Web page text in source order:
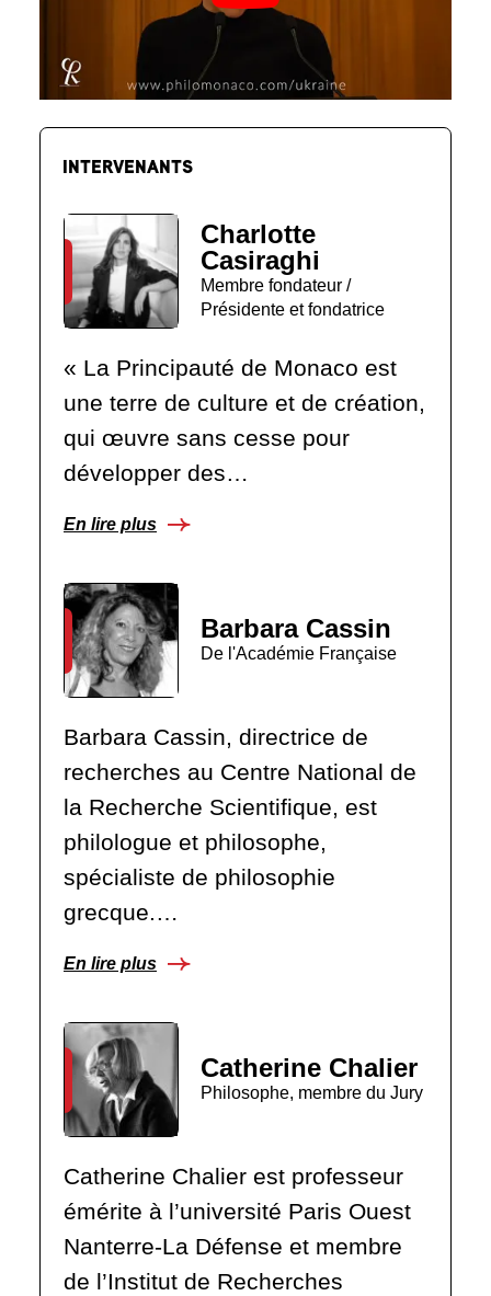
INTERVENANTS
Charlotte
Casiraghi
Membre fondateur /
Présidente et fondatrice
« La Principauté de Monaco est
une terre de culture et de création,
qui œuvre sans cesse pour
développer des…
En lire plus
Barbara Cassin
De l'Académie Française
Barbara Cassin, directrice de
recherches au Centre National de
la Recherche Scientifique, est
philologue et philosophe,
spécialiste de philosophie
grecque.…
En lire plus
Catherine Chalier
Philosophe, membre du Jury
Catherine Chalier est professeur
émérite à l’université Paris Ouest
Nanterre-La Défense et membre
de l’Institut de Recherches